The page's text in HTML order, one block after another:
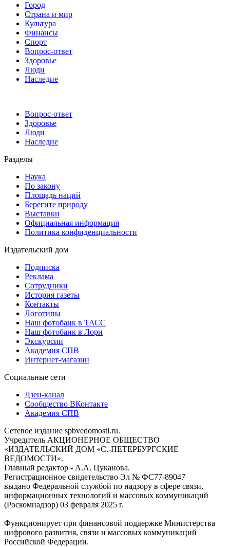
Город
Страна и мир
Культура
Финансы
Спорт
Вопрос-ответ
Здоровье
Люди
Наследие
Вопрос-ответ
Здоровье
Люди
Наследие
Разделы
Наука
По закону
Площадь наций
Берегите природу
Выставки
Официальная информация
Политика конфиденциальности
Издательский дом
Подписка
Реклама
Сотрудники
История газеты
Контакты
Логотипы
Наш фотобанк в ТАСС
Наш фотобанк в Лори
Экскурсии
Академия СПВ
Интернет-магазин
Социальные сети
Дзен-канал
Сообщество ВКонтакте
Академия СПВ
Сетевое издание spbvedomosti.ru.
Учредитель АКЦИОНЕРНОЕ ОБЩЕСТВО
«ИЗДАТЕЛЬСКИЙ ДОМ «С.-ПЕТЕРБУРГСКИЕ
ВЕДОМОСТИ».
Главный редактор - А.А. Цуканова.
Регистрационное свидетельство Эл № ФС77-89047
выдано Федеральной службой по надзору в сфере связи,
информационных технологий и массовых коммуникаций
(Роскомнадзор) 03 февраля 2025 г.
Функционирует при финансовой поддержке Министерства
цифрового развития, связи и массовых коммуникаций
Российской Федерации.